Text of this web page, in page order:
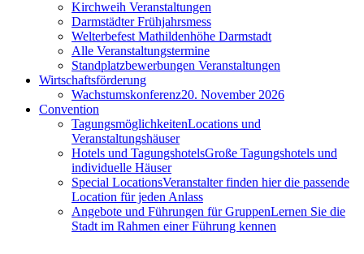
Kirchweih Veranstaltungen
Darmstädter Frühjahrsmess
Welterbefest Mathildenhöhe Darmstadt
Alle Veranstaltungstermine
Standplatzbewerbungen Veranstaltungen
Wirtschaftsförderung
Wachstumskonferenz20. November 2026
Convention
TagungsmöglichkeitenLocations und
Veranstaltungshäuser
Hotels und TagungshotelsGroße Tagungshotels und
individuelle Häuser
Special LocationsVeranstalter finden hier die passende
Location für jeden Anlass
Angebote und Führungen für GruppenLernen Sie die
Stadt im Rahmen einer Führung kennen